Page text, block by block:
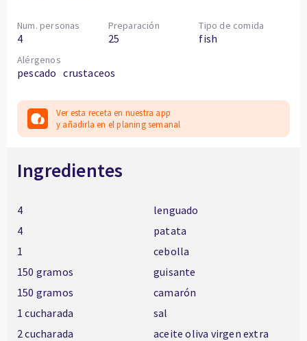
Num. personas
4
Preparación
25
Tipo de comida
fish
Alérgenos
pescado crustaceos
Ver esta receta en nuestra app
y añadirla en el planing semanal
Ingredientes
4
lenguado
4
patata
1
cebolla
150 gramos
guisante
150 gramos
camarón
1 cucharada
sal
2 cucharada
aceite oliva virgen extra